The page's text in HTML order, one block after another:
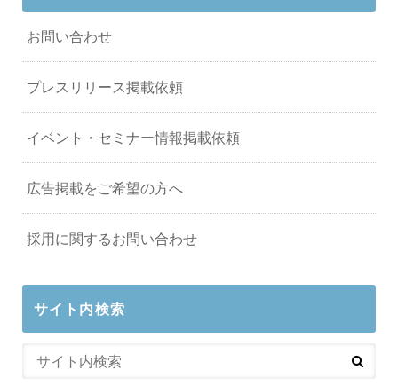
お問い合わせ
プレスリリース掲載依頼
イベント・セミナー情報掲載依頼
広告掲載をご希望の方へ
採用に関するお問い合わせ
サイト内検索